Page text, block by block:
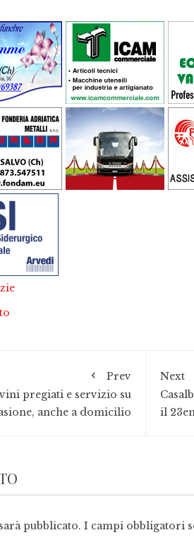
Prev
pregiati e servizio su
anche a domicilio
Next
il
pubblicato. I campi obbligatori